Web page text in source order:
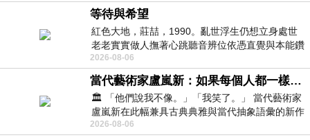
等待與希望
紅色大地，莊喆，1990。亂世浮生仍想立身處世
老老實實做人撫著心跳聽音辨位依憑直覺與本能鑽
向裂隙的亮處探索另一個心聲另一個共鳴的
2026-08-06
當代藝術家盧嵐新：如果每個人都一樣，這世界該有多無聊？
🏛️ 「他們說我不像。」「我笑了。」 當代藝術家
盧嵐新在此幅兼具古典典雅與當代抽象語彙的新作
中，以沈靜的藍色空間為背景，描繪了
2026-08-06